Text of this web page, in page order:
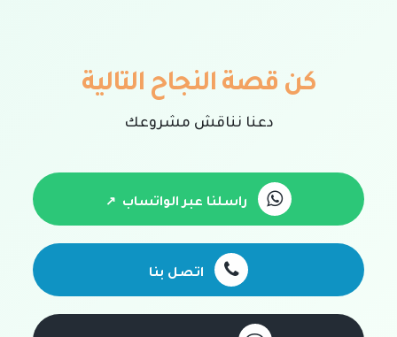
كن قصة النجاح التالية
دعنا نناقش مشروعك
راسلنا عبر الواتساب
اتصل بنا